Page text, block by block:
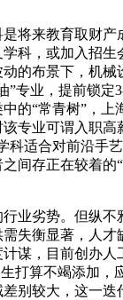
来教育取财产
科，或加入招生
的布景下，机械
”专业，提前锁定
的“常青树”，上
专业可谓入职高
科适合对前沿手
之间存正在较着
劣势。但纵不
失衡显著，人才
谋，目前创办人
打算不竭添加，
别较大，这一迭